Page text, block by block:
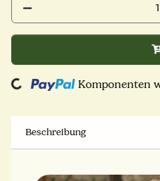
Loading... Komponenten
Beschreibung